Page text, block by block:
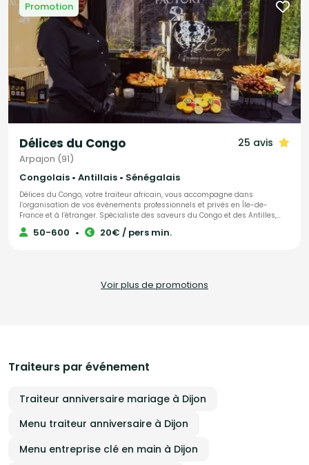
Promotion
Délices du Congo 25 avis
Arpajon (91)
Congolais • Antillais • Sénégalais
Délices du Congo, votre traiteur africain, vous accompagne dans
l’organisation de vos événements professionnels et privés en Île-de-
France et à l’étranger. Spécialiste des saveurs du Congo et des Antilles,
nous mettons également à l’honneur les délices culinaires de toute
l’Afrique. Notre objectif : faire de votre projet une réussite totale, en vous
50-600 • 20€ / pers min.
Voir plus de promotions
Traiteurs par événement
Traiteur anniversaire mariage à Dijon
Menu traiteur anniversaire à Dijon
Menu entreprise clé en main à Dijon